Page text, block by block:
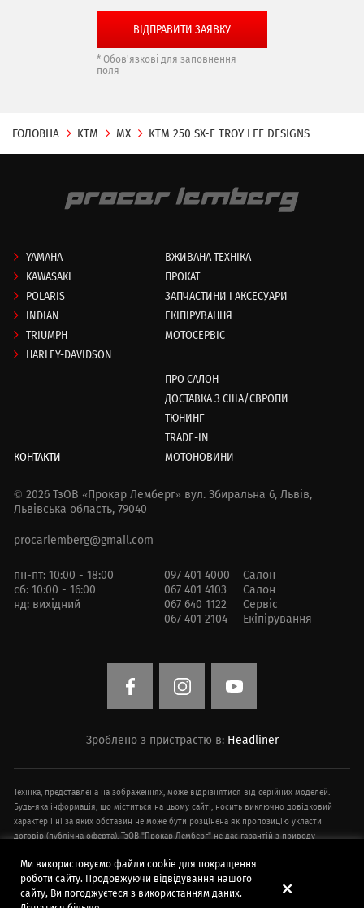
* Обов'язкові для заповнення
поля
ГОЛОВНА KTM MX KTM 250 SX-F TROY LEE DESIGNS
YAMAHA
KAWASAKI
POLARIS
INDIAN
TRIUMPH
HARLEY-DAVIDSON
ВЖИВАНА ТЕХНІКА
ПРОКАТ
ЗАПЧАСТИНИ І АКСЕСУАРИ
ЕКІПІРУВАННЯ
МОТОСЕРВІС
ПРО САЛОН
ДОСТАВКА З США/ЄВРОПИ
ТЮНИНГ
TRADE-IN
МОТОНОВИНИ
КОНТАКТИ
© 2026 ТзОВ «Прокар Лемберг» вул. Збиральна 6, Львів,
Львівська область, 79040
procarlemberg@gmail.com
пн-пт: 10:00 - 18:00
сб: 10:00 - 16:00
нд: вихідний
097 401 4000
Салон
067 401 4103
Салон
067 640 1122
Сервіс
067 401 2104
Екіпірування
Зроблено з пристрастю в: Headliner
Техніка, представлена ​​на зображеннях, може відрізнятися від серійних моделей.
Будь-яка інформація, що міститься на цьому сайті, носить виключно довідковий
характер і ні за яких обставин не може бути розцінена як пропозицію укласти
договір (публічна оферта). ТзОВ "Прокар Лемберг" не дає гарантій з приводу
техніки, інформація про додаткове обладнання, умови придбання, ціни,
спецпропозиції і комплектації техніки, зазначені на сайті, наведені в
демонстраційних цілях і можуть бути змінені в будь-який час без попереднього
Ми використовуємо файли cookie для покращення
роботи сайту. Продовжуючи відвідування нашого
сайту, Ви погоджуєтеся з використанням даних.